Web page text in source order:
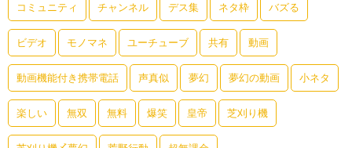
コミュニティ チャンネル デス集 ネタ枠 バズる
ビデオ モノマネ ユーチューブ 共有 動画
動画機能付き携帯電話 声真似 夢幻 夢幻の動画 小ネタ
楽しい 無双 無料 爆笑 皇帝 芝刈り機